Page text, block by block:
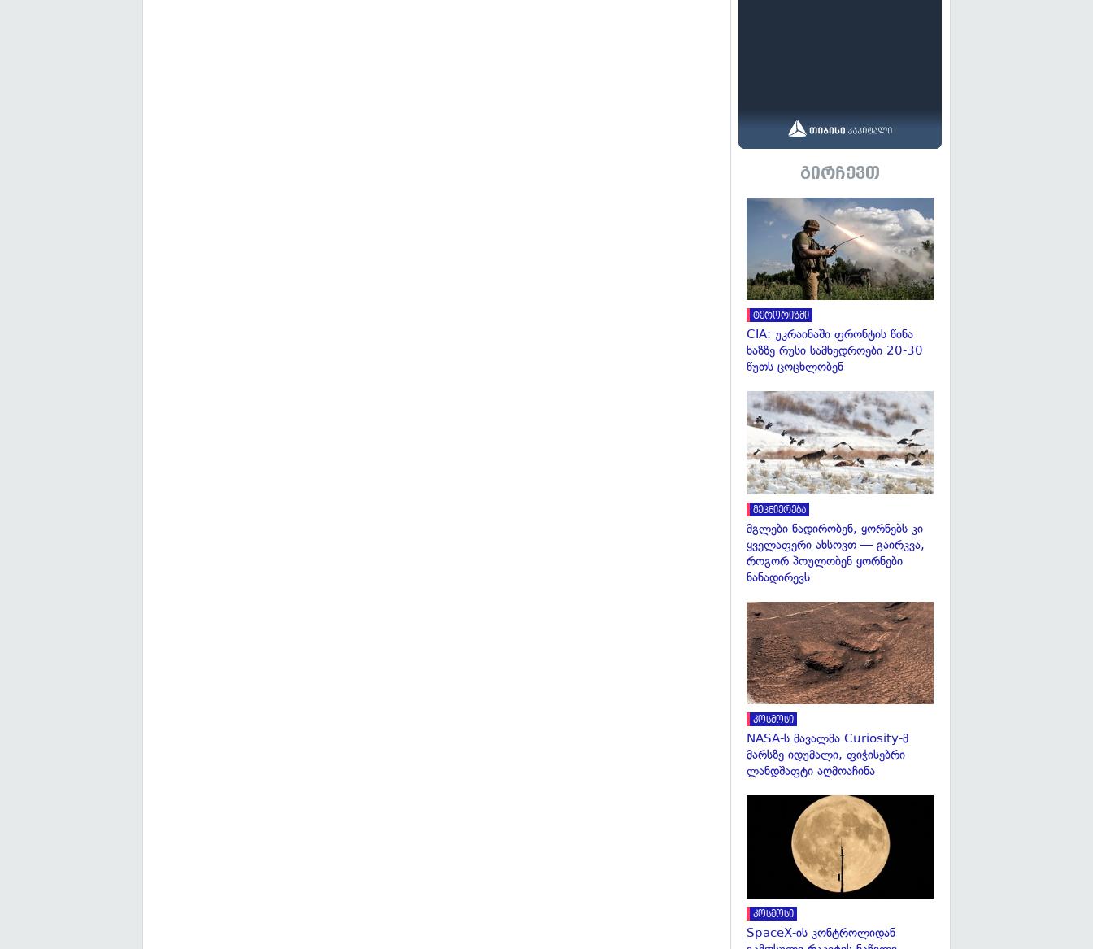
გირჩევთ
ტერორიზმი
CIA: უკრაინაში ფრონტის წინა
ხაზზე რუსი სამხედროები 20-30
წუთს ცოცხლობენ
მეცნიერება
მგლები ნადირობენ, ყორნებს კი
ყველაფერი ახსოვთ — გაირკვა,
როგორ პოულობენ ყორნები
ნანადირევს
კოსმოსი
NASA-ს მავალმა Curiosity-მ
მარსზე იდუმალი, ფიჭისებრი
ლანდშაფტი აღმოაჩინა
კოსმოსი
SpaceX-ის კონტროლიდან